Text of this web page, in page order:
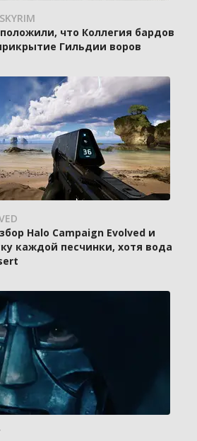
что Коллегия бардов
Гильдии воров
Halo Campaign Evolved и
каждой песчинки, хотя вода